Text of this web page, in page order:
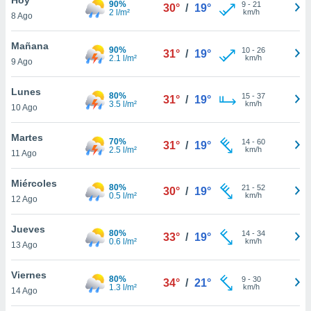
en
más
nuestra
de
cookies
aceptar
8 Ago
90%
2 l/m²
30° / 19° 9- 21
km/h
Mañana
9 Ago
90%
2.1 l/m²
31° / 19° 10- 26
km/h
Lunes
10 Ago
80%
3.5 l/m²
31° / 19° 15- 37
km/h
Martes
11 Ago
70%
2.5 l/m²
31° / 19° 14- 60
km/h
Miércoles
12 Ago
80%
0.5 l/m²
30° / 19° 21 - 52
km/h
Jueves
13 Ago
80%
0.6 l/m²
33° / 19° 14- 34
km/h
Viernes
14 Ago
80%
1.3 l/m²
34° / 21° 9- 30
km/h